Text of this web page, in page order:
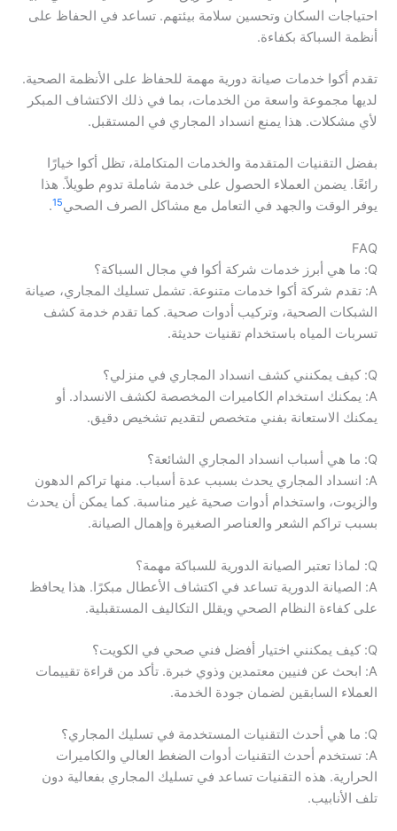
احتياجات السكان وتحسين سلامة بيئتهم. تساعد في الحفاظ على
أنظمة السباكة بكفاءة.
تقدم أكوا خدمات صيانة دورية مهمة للحفاظ على الأنظمة الصحية.
لديها مجموعة واسعة من الخدمات، بما في ذلك الاكتشاف المبكر
لأي مشكلات. هذا يمنع انسداد المجاري في المستقبل.
بفضل التقنيات المتقدمة والخدمات المتكاملة، تظل أكوا خيارًا
رائعًا. يضمن العملاء الحصول على خدمة شاملة تدوم طويلاً. هذا
يوفر الوقت والجهد في التعامل مع مشاكل الصرف الصحي15
.
FAQ
Q: ما هي أبرز خدمات شركة أكوا في مجال السباكة؟
A: تقدم شركة أكوا خدمات متنوعة. تشمل تسليك المجاري، صيانة
الشبكات الصحية، وتركيب أدوات صحية. كما تقدم خدمة كشف
تسربات المياه باستخدام تقنيات حديثة.
Q: كيف يمكنني كشف انسداد المجاري في منزلي؟
A: يمكنك استخدام الكاميرات المخصصة لكشف الانسداد. أو
يمكنك الاستعانة بفني متخصص لتقديم تشخيص دقيق.
Q: ما هي أسباب انسداد المجاري الشائعة؟
A: انسداد المجاري يحدث بسبب عدة أسباب. منها تراكم الدهون
والزيوت، واستخدام أدوات صحية غير مناسبة. كما يمكن أن يحدث
بسبب تراكم الشعر والعناصر الصغيرة وإهمال الصيانة.
Q: لماذا تعتبر الصيانة الدورية للسباكة مهمة؟
A: الصيانة الدورية تساعد في اكتشاف الأعطال مبكرًا. هذا يحافظ
على كفاءة النظام الصحي ويقلل التكاليف المستقبلية.
Q: كيف يمكنني اختيار أفضل فني صحي في الكويت؟
A: ابحث عن فنيين معتمدين وذوي خبرة. تأكد من قراءة تقييمات
العملاء السابقين لضمان جودة الخدمة.
Q: ما هي أحدث التقنيات المستخدمة في تسليك المجاري؟
A: تستخدم أحدث التقنيات أدوات الضغط العالي والكاميرات
الحرارية. هذه التقنيات تساعد في تسليك المجاري بفعالية دون
تلف الأنابيب.